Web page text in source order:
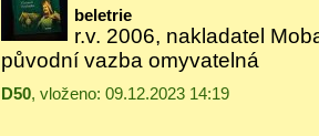
beletrie
r.v. 2006, nakladatel
původní vazba omyvatelná
D50, vloženo: 09.12.2023 14:19